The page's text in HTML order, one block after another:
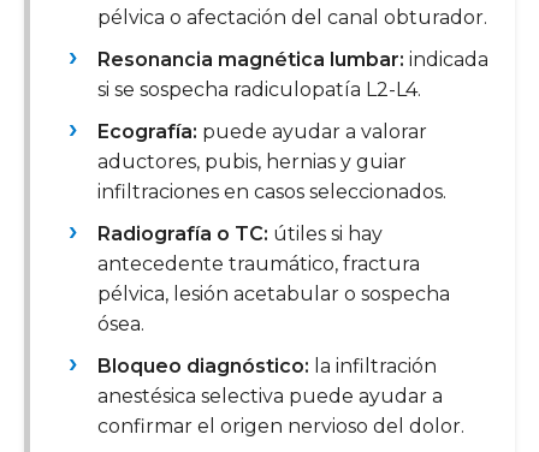
pélvica o afectación del canal obturador.
Resonancia magnética lumbar: indicada
si se sospecha radiculopatía L2-L4.
Ecografía: puede ayudar a valorar
aductores, pubis, hernias y guiar
infiltraciones en casos seleccionados.
Radiografía o TC: útiles si hay
antecedente traumático, fractura
pélvica, lesión acetabular o sospecha
ósea.
Bloqueo diagnóstico: la infiltración
anestésica selectiva puede ayudar a
confirmar el origen nervioso del dolor.